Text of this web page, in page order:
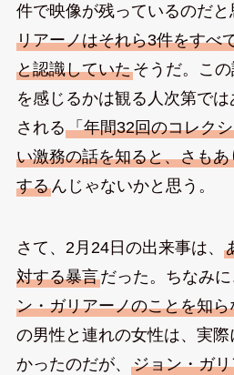
件で映像が残っているのだと
リアーノはそれら3件をすべ
と認識していたそうだ。こ
を感じるかは観る人次第で
される「年間32回のコレク
い激務の話を知ると、さも
するんじゃないかと思う。
さて、2月24日の出来事は、
対する暴言だった。ちなみに
ン・ガリアーノのことを知ら
の男性と連れの女性は、実
かったのだが、 ジョン・ガ